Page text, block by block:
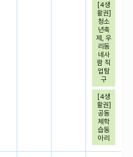
[4생
활권]
청소
년축
제, 우
리동
네사
람 직
업탐
구
[4생
활권]
공동
체학
습동
아리